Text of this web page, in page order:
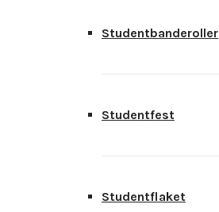
Studentbanderoller
Studentfest
Studentflaket